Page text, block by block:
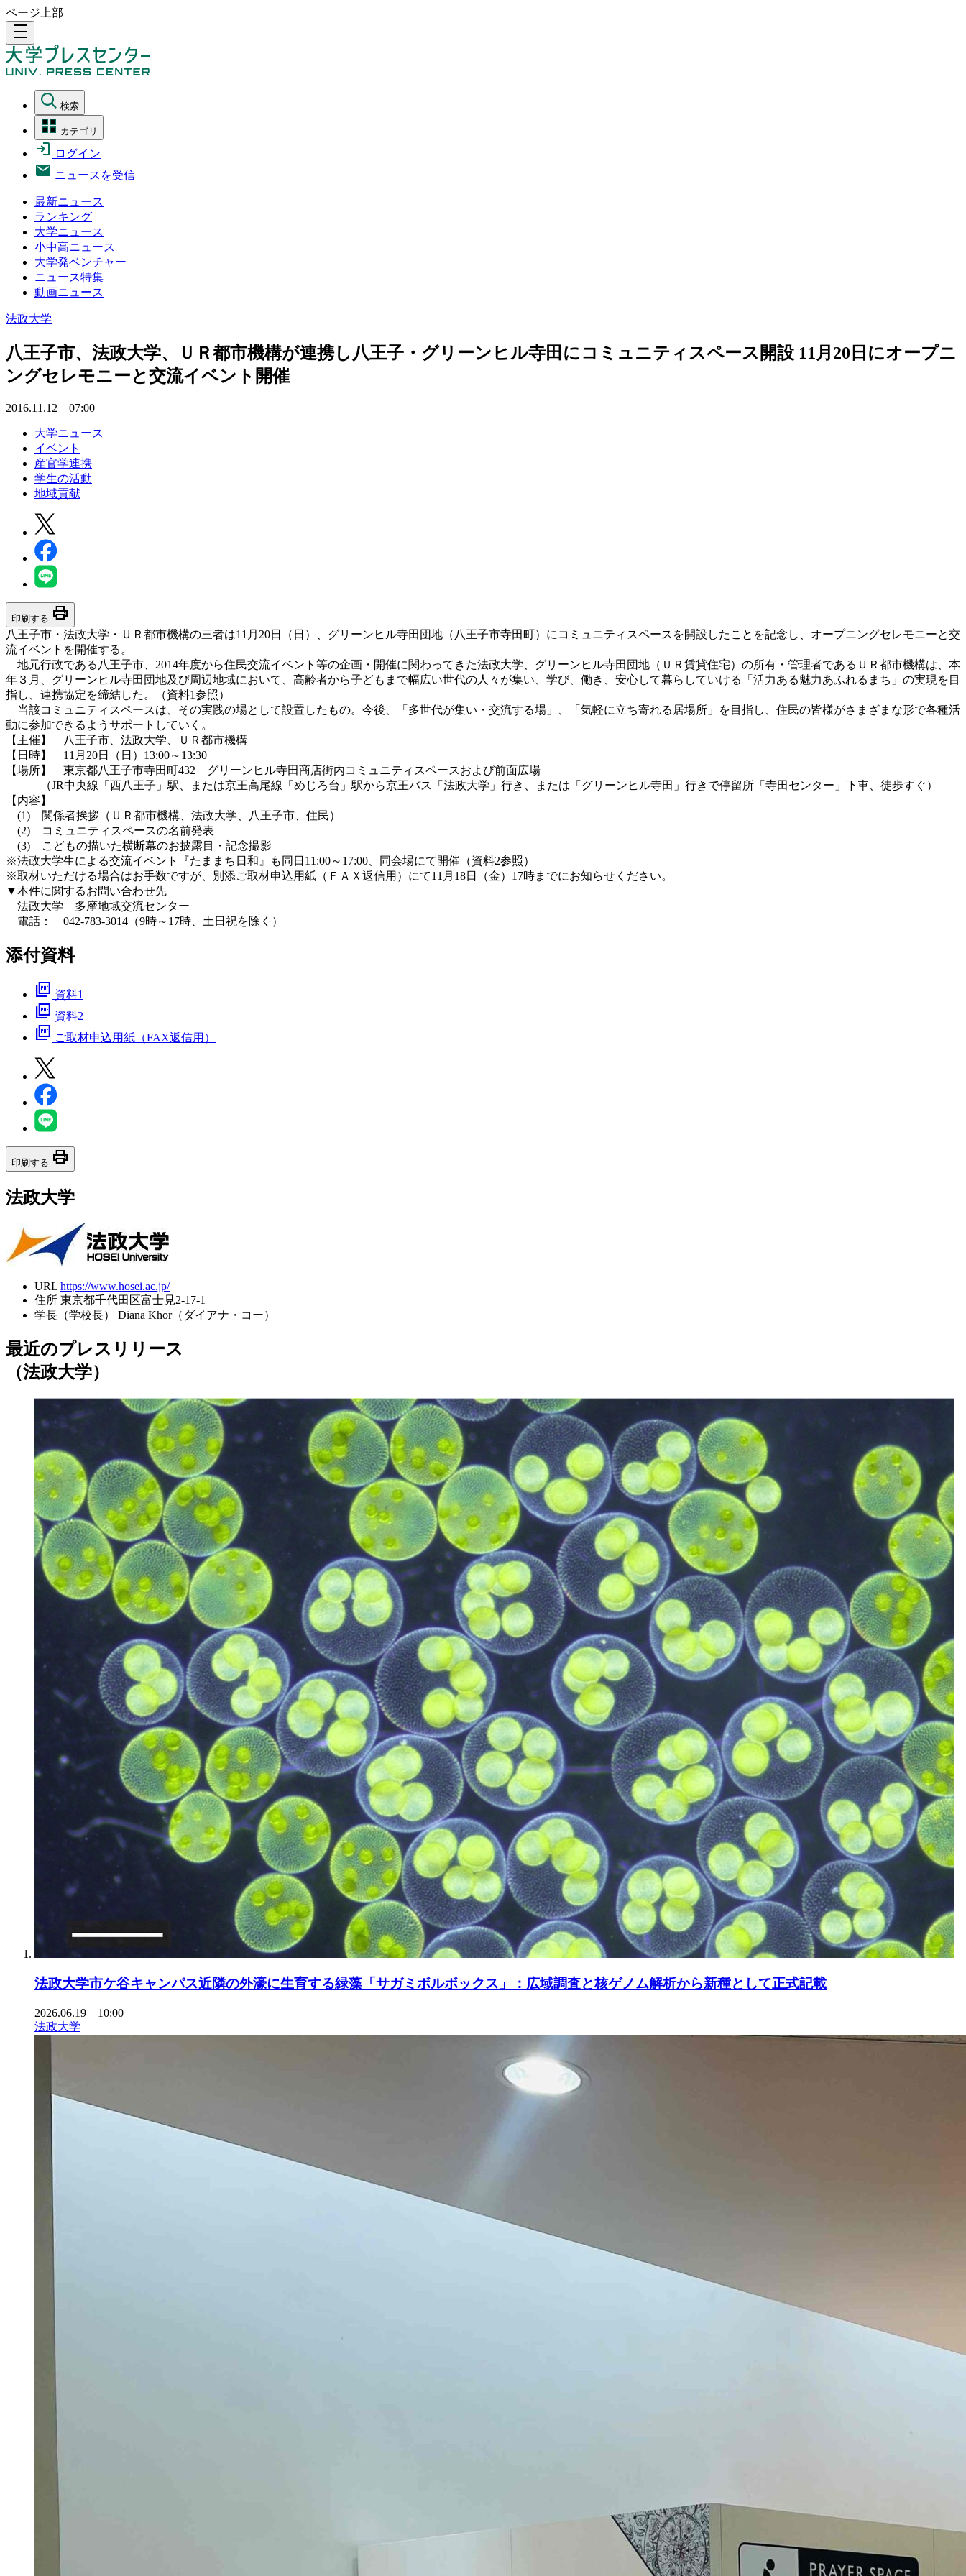
ページ上部
density_medium
検索
カテゴリ
ログイン
ニュースを受信
最新ニュース
ランキング
大学ニュース
小中高ニュース
大学発ベンチャー
ニュース特集
動画ニュース
法政大学
八王子市、法政大学、ＵＲ都市機構が連携し八王子・グリーンヒル寺田にコミュニティスペース開設 11月20日にオープニ
ングセレモニーと交流イベント開催
2016.11.12 07:00
大学ニュース
イベント
産官学連携
学生の活動
地域貢献
印刷する print
八王子市・法政大学・ＵＲ都市機構の三者は11月20日（日）、グリーンヒル寺田団地（八王子市寺田町）にコミュニティスペースを開設したことを記念し、オープニングセレモニーと交
流イベントを開催する。
地元行政である八王子市、2014年度から住民交流イベント等の企画・開催に関わってきた法政大学、グリーンヒル寺田団地（ＵＲ賃貸住宅）の所有・管理者であるＵＲ都市機構は、本
年３月、グリーンヒル寺田団地及び周辺地域において、高齢者から子どもまで幅広い世代の人々が集い、学び、働き、安心して暮らしていける「活力ある魅力あふれるまち」の実現を目
指し、連携協定を締結した。（資料1参照）
当該コミュニティスペースは、その実践の場として設置したもの。今後、「多世代が集い・交流する場」、「気軽に立ち寄れる居場所」を目指し、住民の皆様がさまざまな形で各種活
動に参加できるようサポートしていく。
【主催】 八王子市、法政大学、ＵＲ都市機構
【日時】 11月20日（日）13:00～13:30
【場所】 東京都八王子市寺田町432 グリーンヒル寺田商店街内コミュニティスペースおよび前面広場
（JR中央線「西八王子」駅、または京王高尾線「めじろ台」駅から京王バス「法政大学」行き、または「グリーンヒル寺田」行きで停留所「寺田センター」下車、徒歩すぐ）
【内容】
(1) 関係者挨拶（ＵＲ都市機構、法政大学、八王子市、住民）
(2) コミュニティスペースの名前発表
(3) こどもの描いた横断幕のお披露目・記念撮影
※法政大学生による交流イベント『たままち日和』も同日11:00～17:00、同会場にて開催（資料2参照）
※取材いただける場合はお手数ですが、別添ご取材申込用紙（ＦＡＸ返信用）にて11月18日（金）17時までにお知らせください。
▼本件に関するお問い合わせ先
法政大学 多摩地域交流センター
電話： 042-783-3014（9時～17時、土日祝を除く）
添付資料
picture_as_pdf 資料1
picture_as_pdf 資料2
picture_as_pdf ご取材申込用紙（FAX返信用）
印刷する print
法政大学
URL https://www.hosei.ac.jp/
住所 東京都千代田区富士見2-17-1
学長（学校長）
Diana Khor（ダイアナ・コー）
最近のプレスリリース
（法政大学）
法政大学市ケ谷キャンパス近隣の外濠に生育する緑藻「サガミボルボックス」：広域調査と核ゲノム解析から新種として正式記載
2026.06.19 10:00
法政大学